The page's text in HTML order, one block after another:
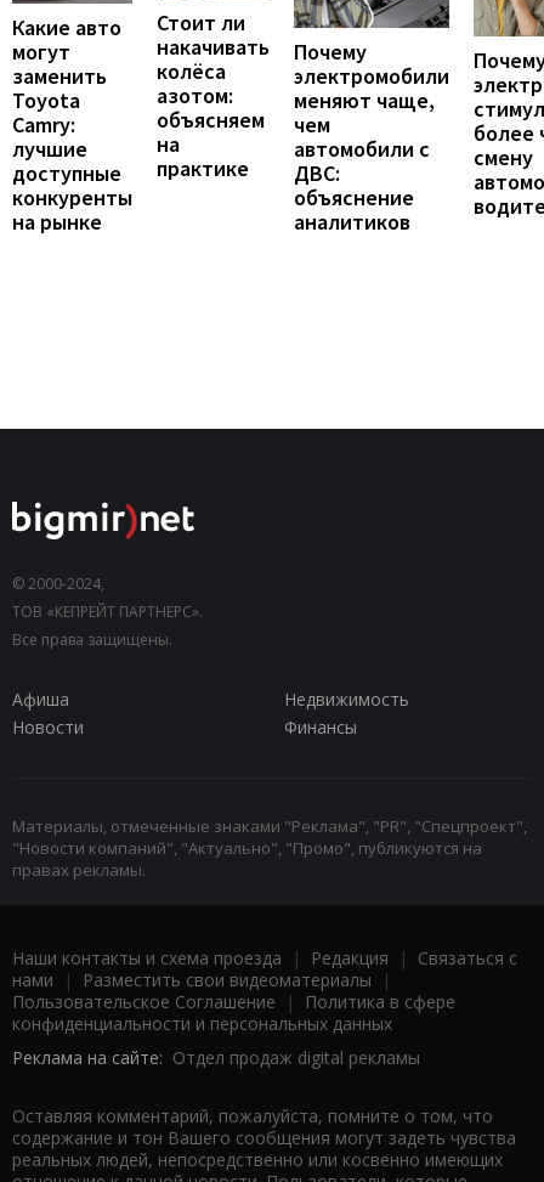
Какие авто
могут
заменить
Toyota
Camry:
лучшие
доступные
конкуренты
на рынке
Стоит ли
накачивать
колёса
азотом:
объясняем
на
практике
Почему
электромобили
меняют чаще,
чем
автомобили с
ДВС:
объяснение
аналитиков
более
смену
© 2000-2024,
ТОВ «КЕПРЕЙТ ПАРТНЕРС».
Все права защищены.
Афиша
Недвижимость
Новости
Финансы
Материалы, отмеченные знаками "Реклама", "PR", "Спецпроект",
"Новости компаний", "Актуально", "Промо", публикуются на
правах рекламы.
Наши контакты и схема проезда | Редакция | Связаться с
нами | Разместить свои видеоматериалы |
Пользовательское Соглашение |
Политика в сфере
конфиденциальности и персональных данных
Реклама на сайте: Отдел продаж digital рекламы
Оставляя комментарий, пожалуйста, помните о том, что
содержание и тон Вашего сообщения могут задеть чувства
реальных людей, непосредственно или косвенно имеющих